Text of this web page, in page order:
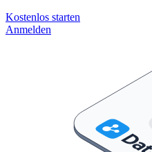
Kostenlos starten
Anmelden